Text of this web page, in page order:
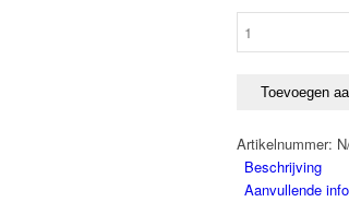
Toevoegen
Artikelnummer:
Beschrijving
Aanvullende